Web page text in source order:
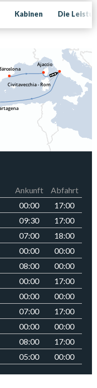
Kabinen Die
Ankunft
Abfahrt
00:00
17:00
09:30
17:00
07:00
18:00
00:00
00:00
08:00
00:00
00:00
17:00
00:00
00:00
07:00
17:00
00:00
00:00
08:00
17:00
05:00 00:00